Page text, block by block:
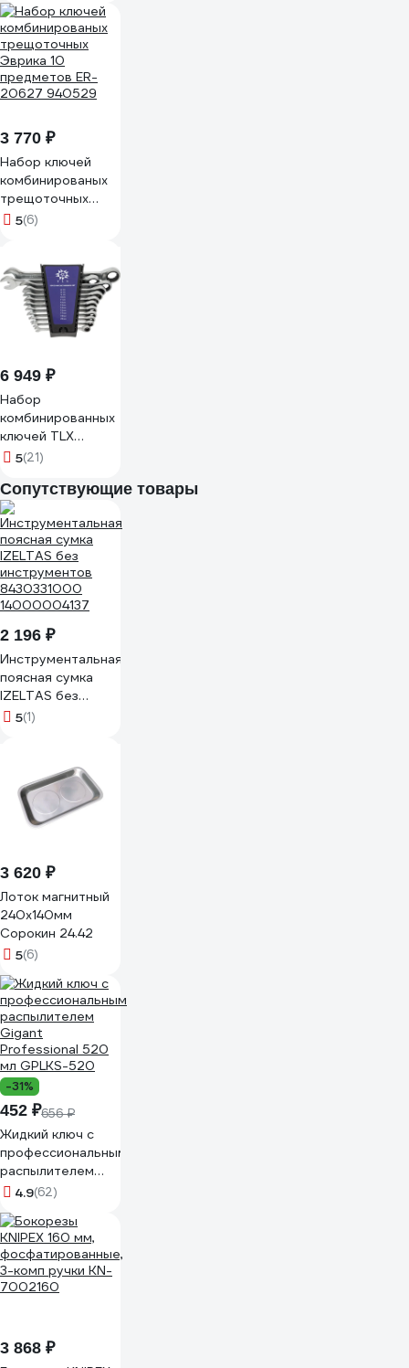
20624 940528
3 770 ₽
Набор ключей
комбинированых
трещоточных
Эврика 10
5(6)
6 949 ₽
Набор
комбинированных
ключей TLX
MT8602PR
накидные, с
трещоткой, 6-22
мм, на клипсе, 12
шт. 73377
5(21)
Сопутствующие товары
2 196 ₽
Инструментальная
поясная сумка
IZELTAS без
инструментов
5(1)
3 620 ₽
Лоток магнитный
240х140мм
Сорокин 24.42
5(6)
-31%
452 ₽656 ₽
Жидкий ключ с
профессиональным
распылителем
Gigant
мл GPLKS-520
4.9(62)
3 868 ₽